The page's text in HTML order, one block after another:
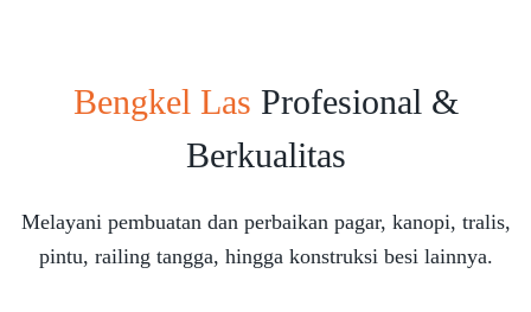
Bengkel Las Profesional &
Berkualitas
Melayani pembuatan dan perbaikan pagar, kanopi, tralis,
pintu, railing tangga, hingga konstruksi besi lainnya.